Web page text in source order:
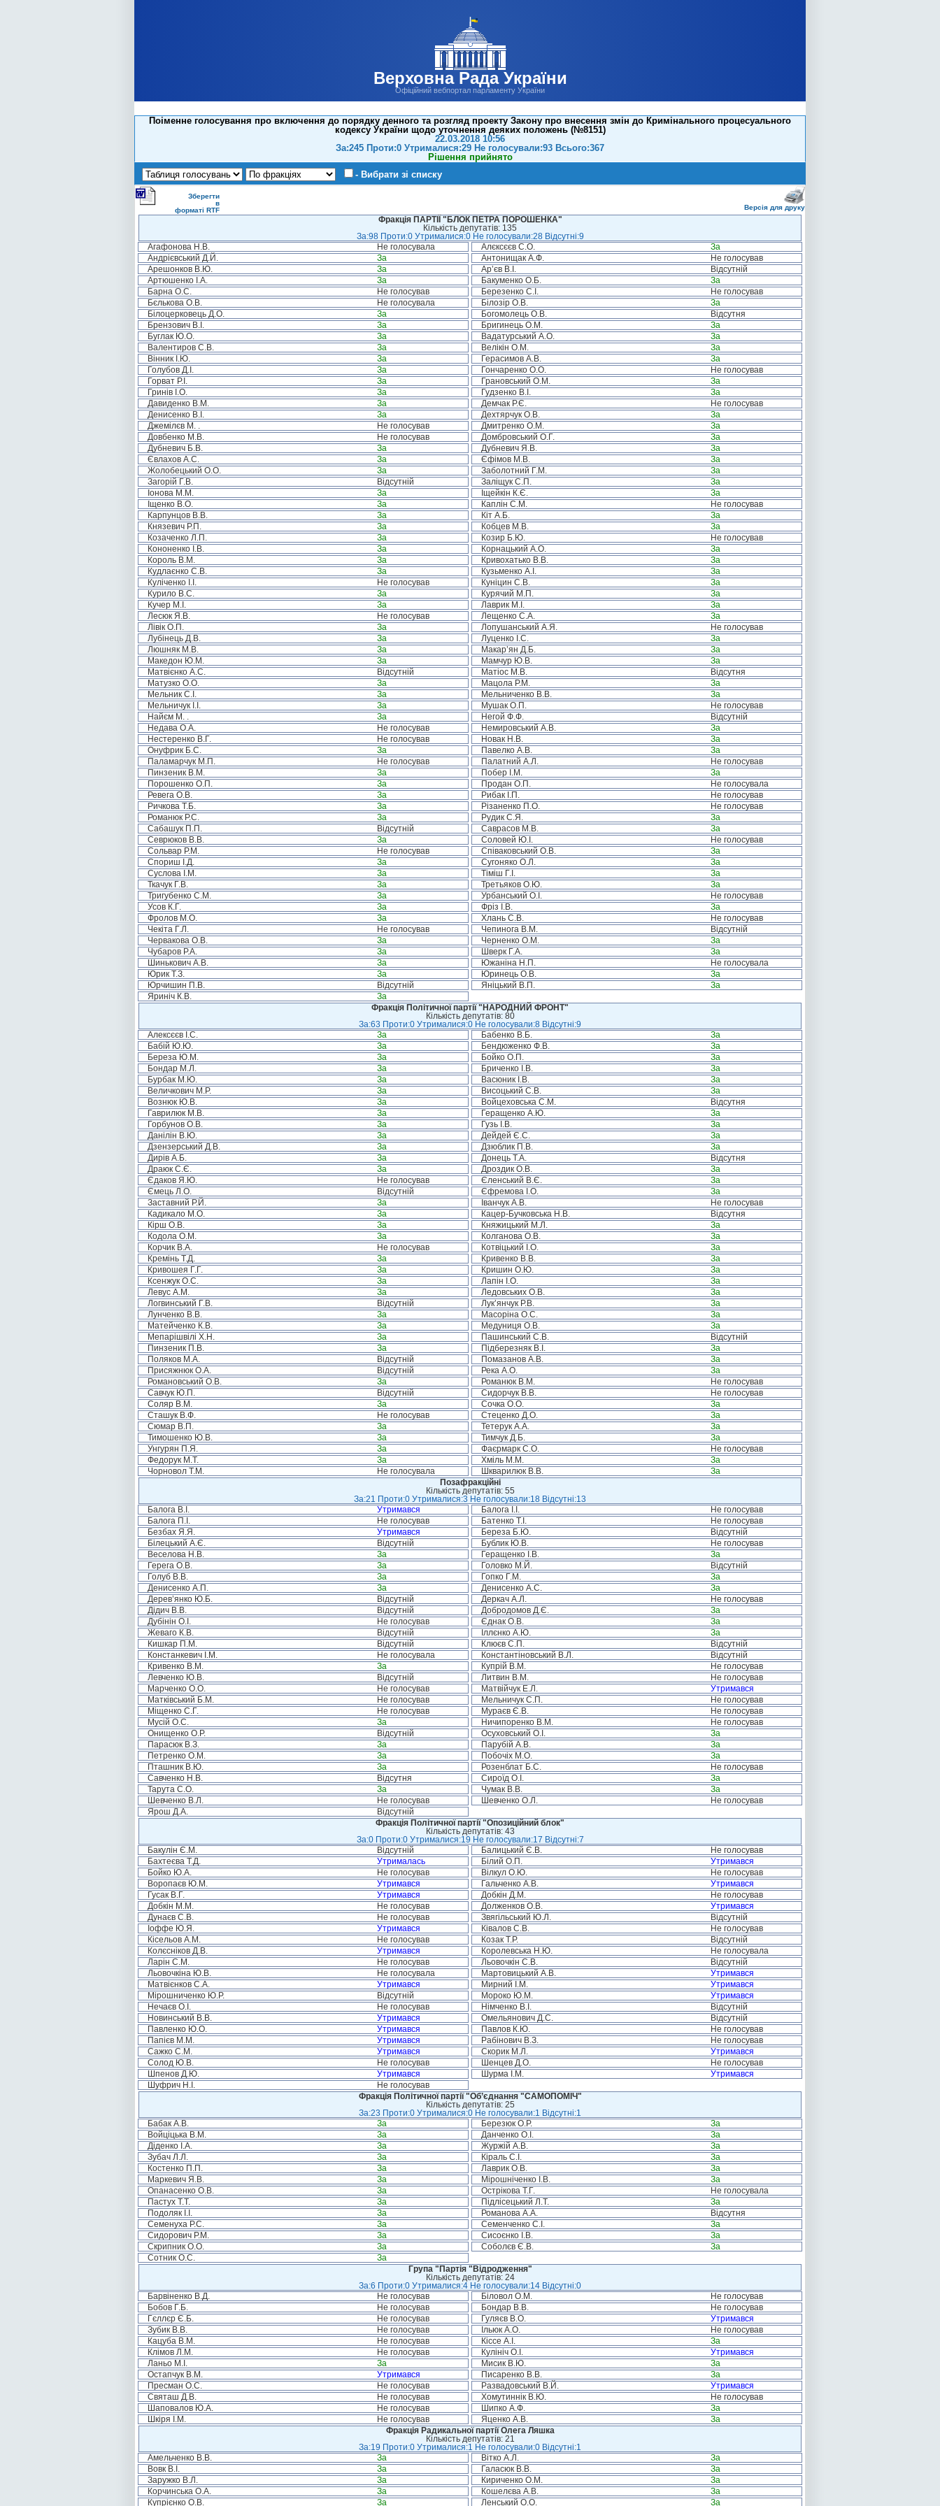
Верховна Рада України
Офіційний вебпортал парламенту України
Поіменне голосування про включення до порядку денного та розгляд проекту Закону про внесення змін до Кримінального процесуального
кодексу України щодо уточнення деяких положень (№8151)
22.03.2018 10:56
За:245 Проти:0 Утрималися:29 Не голосували:93 Всього:367
Рішення прийнято
- Вибрати зі списку
Зберегти
в
форматі RTF
Версія для друку
Фракція ПАРТІЇ "БЛОК ПЕТРА ПОРОШЕНКА"
Кількість депутатів: 135
За:98 Проти:0 Утрималися:0 Не голосували:28 Відсутні:9
Агафонова Н.В.
Не голосувала Алєксєєв С.О.
За
Андрієвський Д.Й.
За Антонищак А.Ф.
Не голосував
Арешонков В.Ю.
За Ар’єв В.І.
Відсутній
Артюшенко І.А.
За Бакуменко О.Б.
За
Барна О.С.
Не голосував Березенко С.І.
Не голосував
Бєлькова О.В.
Не голосувала Білозір О.В.
За
Білоцерковець Д.О.
За Богомолець О.В.
Відсутня
Брензович В.І.
За Бригинець О.М.
За
Буглак Ю.О.
За Вадатурський А.О.
За
Валентиров С.В.
За Велікін О.М.
За
Вінник І.Ю.
За Герасимов А.В.
За
Голубов Д.І.
За Гончаренко О.О.
Не голосував
Горват Р.І.
За Грановський О.М.
За
Гринів І.О.
За Гудзенко В.І.
За
Давиденко В.М.
За Демчак Р.Є.
Не голосував
Денисенко В.І.
За Дехтярчук О.В.
За
Джемілєв М. .
Не голосував Дмитренко О.М.
За
Довбенко М.В.
Не голосував Домбровський О.Г.
За
Дубневич Б.В.
За Дубневич Я.В.
За
Євлахов А.С.
За Єфімов М.В.
За
Жолобецький О.О.
За Заболотний Г.М.
За
Загорій Г.В.
Відсутній Заліщук С.П.
За
Іонова М.М.
За Іщейкін К.Є.
За
Іщенко В.О.
За Каплін С.М.
Не голосував
Карпунцов В.В.
За Кіт А.Б.
За
Князевич Р.П.
За Кобцев М.В.
За
Козаченко Л.П.
За Козир Б.Ю.
Не голосував
Кононенко І.В.
За Корнацький А.О.
За
Король В.М.
За Кривохатько В.В.
За
Кудлаєнко С.В.
За Кузьменко А.І.
За
Куліченко І.І.
Не голосував Куніцин С.В.
За
Курило В.С.
За Курячий М.П.
За
Кучер М.І.
За Лаврик М.І.
За
Лесюк Я.В.
Не голосував Лещенко С.А.
За
Лівік О.П.
За Лопушанський А.Я.
Не голосував
Лубінець Д.В.
За Луценко І.С.
За
Люшняк М.В.
За Макар’ян Д.Б.
За
Македон Ю.М.
За Мамчур Ю.В.
За
Матвієнко А.С.
Відсутній Матіос М.В.
Відсутня
Матузко О.О.
За Мацола Р.М.
За
Мельник С.І.
За Мельниченко В.В.
За
Мельничук І.І.
За Мушак О.П.
Не голосував
Найєм М. .
За Негой Ф.Ф.
Відсутній
Недава О.А.
Не голосував Немировський А.В.
За
Нестеренко В.Г.
Не голосував Новак Н.В.
За
Онуфрик Б.С.
За Павелко А.В.
За
Паламарчук М.П.
Не голосував Палатний А.Л.
Не голосував
Пинзеник В.М.
За Побер І.М.
За
Порошенко О.П.
За Продан О.П.
Не голосувала
Ревега О.В.
За Рибак І.П.
Не голосував
Ричкова Т.Б.
За Різаненко П.О.
Не голосував
Романюк Р.С.
За Рудик С.Я.
За
Сабашук П.П.
Відсутній Саврасов М.В.
За
Севрюков В.В.
За Соловей Ю.І.
Не голосував
Сольвар Р.М.
Не голосував Співаковський О.В.
За
Спориш І.Д.
За Сугоняко О.Л.
За
Суслова І.М.
За Тіміш Г.І.
За
Ткачук Г.В.
За Третьяков О.Ю.
За
Тригубенко С.М.
За Урбанський О.І.
Не голосував
Усов К.Г.
За Фріз І.В.
За
Фролов М.О.
За Хлань С.В.
Не голосував
Чекіта Г.Л.
Не голосував Чепинога В.М.
Відсутній
Червакова О.В.
За Черненко О.М.
За
Чубаров Р.А.
За Шверк Г.А.
За
Шинькович А.В.
За Южаніна Н.П.
Не голосувала
Юрик Т.З.
За Юринець О.В.
За
Юрчишин П.В.
Відсутній Яніцький В.П.
За
Яриніч К.В.
За
Фракція Політичної партії "НАРОДНИЙ ФРОНТ"
Кількість депутатів: 80
За:63 Проти:0 Утрималися:0 Не голосували:8 Відсутні:9
Алексєєв І.С.
За Бабенко В.Б.
За
Бабій Ю.Ю.
За Бендюженко Ф.В.
За
Береза Ю.М.
За Бойко О.П.
За
Бондар М.Л.
За Бриченко І.В.
За
Бурбак М.Ю.
За Васюник І.В.
За
Величкович М.Р.
За Висоцький С.В.
За
Вознюк Ю.В.
За Войцеховська С.М.
Відсутня
Гаврилюк М.В.
За Геращенко А.Ю.
За
Горбунов О.В.
За Гузь І.В.
За
Данілін В.Ю.
За Дейдей Є.С.
За
Дзензерський Д.В.
За Дзюблик П.В.
За
Дирів А.Б.
За Донець Т.А.
Відсутня
Драюк С.Є.
За Дроздик О.В.
За
Єдаков Я.Ю.
Не голосував Єленський В.Є.
За
Ємець Л.О.
Відсутній Єфремова І.О.
За
Заставний Р.Й.
За Іванчук А.В.
Не голосував
Кадикало М.О.
За Кацер-Бучковська Н.В.
Відсутня
Кірш О.В.
За Княжицький М.Л.
За
Кодола О.М.
За Колганова О.В.
За
Корчик В.А.
Не голосував Котвіцький І.О.
За
Кремінь Т.Д.
За Кривенко В.В.
За
Кривошея Г.Г.
За Кришин О.Ю.
За
Ксенжук О.С.
За Лапін І.О.
За
Левус А.М.
За Ледовських О.В.
За
Логвинський Г.В.
Відсутній Лук’янчук Р.В.
За
Лунченко В.В.
За Масоріна О.С.
За
Матейченко К.В.
За Медуниця О.В.
За
Мепарішвілі Х.Н.
За Пашинський С.В.
Відсутній
Пинзеник П.В.
За Підберезняк В.І.
За
Поляков М.А.
Відсутній Помазанов А.В.
За
Присяжнюк О.А.
Відсутній Река А.О.
За
Романовський О.В.
За Романюк В.М.
Не голосував
Савчук Ю.П.
Відсутній Сидорчук В.В.
Не голосував
Соляр В.М.
За Сочка О.О.
За
Сташук В.Ф.
Не голосував Стеценко Д.О.
За
Сюмар В.П.
За Тетерук А.А.
За
Тимошенко Ю.В.
За Тимчук Д.Б.
За
Унгурян П.Я.
За Фаєрмарк С.О.
Не голосував
Федорук М.Т.
За Хміль М.М.
За
Чорновол Т.М.
Не голосувала Шкварилюк В.В.
За
Позафракційні
Кількість депутатів: 55
За:21 Проти:0 Утрималися:3 Не голосували:18 Відсутні:13
Балога В.І.
Утримався Балога І.І.
Не голосував
Балога П.І.
Не голосував Батенко Т.І.
Не голосував
Безбах Я.Я.
Утримався Береза Б.Ю.
Відсутній
Білецький А.Є.
Відсутній Бублик Ю.В.
Не голосував
Веселова Н.В.
За Геращенко І.В.
За
Герега О.В.
За Головко М.Й.
Відсутній
Голуб В.В.
За Гопко Г.М.
За
Денисенко А.П.
За Денисенко А.С.
За
Дерев’янко Ю.Б.
Відсутній Деркач А.Л.
Не голосував
Дідич В.В.
Відсутній Добродомов Д.Є.
За
Дубінін О.І.
Не голосував Єднак О.В.
За
Жеваго К.В.
Відсутній Іллєнко А.Ю.
За
Кишкар П.М.
Відсутній Клюєв С.П.
Відсутній
Констанкевич І.М.
Не голосувала Константіновський В.Л.
Відсутній
Кривенко В.М.
За Купрій В.М.
Не голосував
Левченко Ю.В.
Відсутній Литвин В.М.
Не голосував
Марченко О.О.
Не голосував Матвійчук Е.Л.
Утримався
Матківський Б.М.
Не голосував Мельничук С.П.
Не голосував
Міщенко С.Г.
Не голосував Мураєв Є.В.
Не голосував
Мусій О.С.
За Ничипоренко В.М.
Не голосував
Онищенко О.Р.
Відсутній Осуховський О.І.
За
Парасюк В.З.
За Парубій А.В.
За
Петренко О.М.
За Побочіх М.О.
За
Пташник В.Ю.
За Розенблат Б.С.
Не голосував
Савченко Н.В.
Відсутня Сироїд О.І.
За
Тарута С.О.
За Чумак В.В.
За
Шевченко В.Л.
Не голосував Шевченко О.Л.
Не голосував
Ярош Д.А.
Відсутній
Фракція Політичної партії "Опозиційний блок"
Кількість депутатів: 43
За:0 Проти:0 Утрималися:19 Не голосували:17 Відсутні:7
Бакулін Є.М.
Відсутній Балицький Є.В.
Не голосував
Бахтеєва Т.Д.
Утрималась Білий О.П.
Утримався
Бойко Ю.А.
Не голосував Вілкул О.Ю.
Не голосував
Воропаєв Ю.М.
Утримався Гальченко А.В.
Утримався
Гусак В.Г.
Утримався Добкін Д.М.
Не голосував
Добкін М.М.
Не голосував Долженков О.В.
Утримався
Дунаєв С.В.
Не голосував Звягільський Ю.Л.
Відсутній
Іоффе Ю.Я.
Утримався Ківалов С.В.
Не голосував
Кісельов А.М.
Не голосував Козак Т.Р.
Відсутній
Колєсніков Д.В.
Утримався Королевська Н.Ю.
Не голосувала
Ларін С.М.
Не голосував Льовочкін С.В.
Відсутній
Льовочкіна Ю.В.
Не голосувала Мартовицький А.В.
Утримався
Матвієнков С.А.
Утримався Мирний І.М.
Утримався
Мірошниченко Ю.Р.
Відсутній Мороко Ю.М.
Утримався
Нечаєв О.І.
Не голосував Німченко В.І.
Відсутній
Новинський В.В.
Утримався Омельянович Д.С.
Відсутній
Павленко Ю.О.
Утримався Павлов К.Ю.
Не голосував
Папієв М.М.
Утримався Рабінович В.З.
Не голосував
Сажко С.М.
Утримався Скорик М.Л.
Утримався
Солод Ю.В.
Не голосував Шенцев Д.О.
Не голосував
Шпенов Д.Ю.
Утримався Шурма І.М.
Утримався
Шуфрич Н.І.
Не голосував
Фракція Політичної партії "Об’єднання "САМОПОМІЧ"
Кількість депутатів: 25
За:23 Проти:0 Утрималися:0 Не голосували:1 Відсутні:1
Бабак А.В.
За Березюк О.Р.
За
Войціцька В.М.
За Данченко О.І.
За
Діденко І.А.
За Журжій А.В.
За
Зубач Л.Л.
За Кіраль С.І.
За
Костенко П.П.
За Лаврик О.В.
За
Маркевич Я.В.
За Мірошніченко І.В.
За
Опанасенко О.В.
За Острікова Т.Г.
Не голосувала
Пастух Т.Т.
За Підлісецький Л.Т.
За
Подоляк І.І.
За Романова А.А.
Відсутня
Семенуха Р.С.
За Семенченко С.І.
За
Сидорович Р.М.
За Сисоєнко І.В.
За
Скрипник О.О.
За Соболєв Є.В.
За
Сотник О.С.
За
Група "Партія "Відродження"
Кількість депутатів: 24
За:6 Проти:0 Утрималися:4 Не голосували:14 Відсутні:0
Барвіненко В.Д.
Не голосував Біловол О.М.
Не голосував
Бобов Г.Б.
Не голосував Бондар В.В.
Не голосував
Гєллєр Є.Б.
Не голосував Гуляєв В.О.
Утримався
Зубик В.В.
Не голосував Ільюк А.О.
Не голосував
Кацуба В.М.
Не голосував Кіссе А.І.
За
Клімов Л.М.
Не голосував Кулініч О.І.
Утримався
Ланьо М.І.
За Мисик В.Ю.
За
Остапчук В.М.
Утримався Писаренко В.В.
За
Пресман О.С.
Не голосував Развадовський В.Й.
Утримався
Святаш Д.В.
Не голосував Хомутиннік В.Ю.
Не голосував
Шаповалов Ю.А.
Не голосував Шипко А.Ф.
За
Шкіря І.М.
Не голосував Яценко А.В.
За
Фракція Радикальної партії Олега Ляшка
Кількість депутатів: 21
За:19 Проти:0 Утрималися:1 Не голосували:0 Відсутні:1
Амельченко В.В.
За Вітко А.Л.
За
Вовк В.І.
За Галасюк В.В.
За
Заружко В.Л.
За Кириченко О.М.
За
Корчинська О.А.
За Кошелєва А.В.
За
Купрієнко О.В.
За Ленський О.О. За